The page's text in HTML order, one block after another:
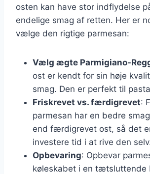
osten kan have stor indflydelse
endelige smag af retten. Her er
vælge den rigtige parmesan:
Vælg ægte Parmigiano-
ost er kendt for sin høje
smag. Den er perfekt til
Friskrevet vs. færdigrevet:
parmesan har en bedre
end færdigrevet ost, så det
investere tid i at rive den
Opbevaring: Opbevar
køleskabet i en tætsluttende